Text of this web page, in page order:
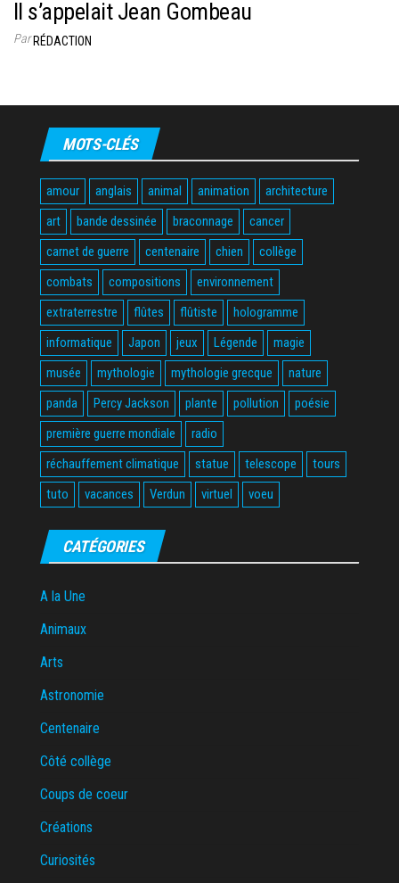
Il s’appelait Jean Gombeau
ParRÉDACTION
MOTS-CLÉS
amour anglais animal animation
architecture
art
bande dessinée braconnage
cancer
carnet de guerre
centenaire chien
collège
combats
compositions
environnement
extraterrestre
flûtes flûtiste
hologramme
informatique
Japon jeux Légende
magie
musée
mythologie mythologie grecque
nature
panda
Percy Jackson plante pollution
poésie
première guerre mondiale
radio
réchauffement climatique
statue telescope
tours
tuto
vacances Verdun virtuel voeu
CATÉGORIES
A la Une
Animaux
Arts
Astronomie
Centenaire
Côté collège
Coups de coeur
Créations
Curiosités